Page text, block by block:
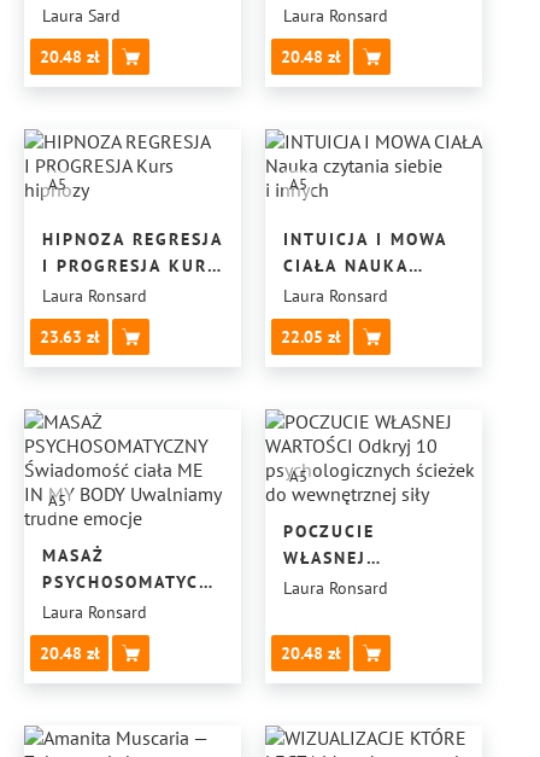
ODKRYJ PODRÓŻ
SWEJ DUSZY
Laura Sard
20.48
I NAPIĘĆ Z CIAŁA
TEORIA
I PRAKTYKA
Laura Ronsard
20.48
A5
HIPNOZA REGRESJA
I PROGRESJA KURS
HIPNOZY
Laura Ronsard
23.63
A5
INTUICJA I MOWA
CIAŁA NAUKA
CZYTANIA SIEBIE
I INNYCH
Laura Ronsard
22.05
A5
MASAŻ
PSYCHOSOMATYCZNY
ŚWIADOMOŚĆ
CIAŁA ME
IN MY BODY
UWALNIAMY
Laura Ronsard
20.48
A5
POCZUCIE
WŁASNEJ
WARTOŚCI ODKRYJ
PSYCHOLOGICZNYCH
ŚCIEŻEK
DO WEWNĘTRZNEJ SIŁY
Laura Ronsard
20.48